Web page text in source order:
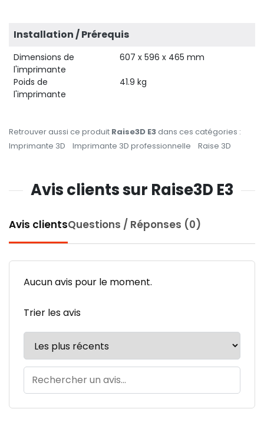
Installation / Prérequis
Dimensions de
l'imprimante
607 x 596 x 465 mm
Poids de
l'imprimante
41.9 kg
Retrouver aussi ce produit Raise3D E3dans ces catégories :
Imprimante 3D
Imprimante 3D professionnelle Raise 3D
Avis clients sur Raise3D E3
Avis clientsQuestions / Réponses (0)
Aucun avis pour le moment.
Trier les avis